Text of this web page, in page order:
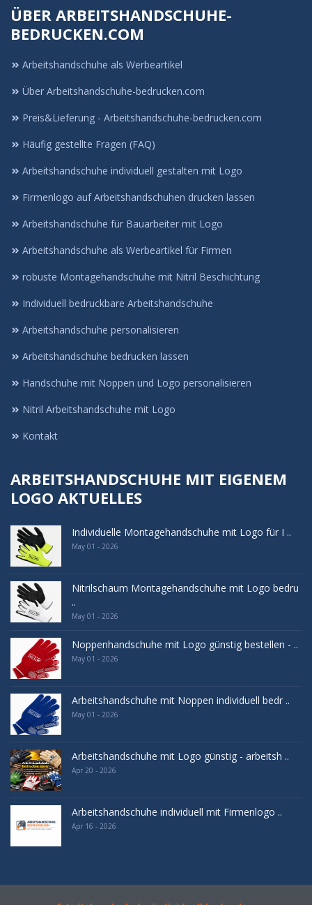
ÜBER ARBEITSHANDSCHUHE-
BEDRUCKEN.COM
Arbeitshandschuhe als Werbeartikel
Über Arbeitshandschuhe-bedrucken.com
Preis&Lieferung - Arbeitshandschuhe-bedrucken.com
Häufig gestellte Fragen (FAQ)
Arbeitshandschuhe individuell gestalten mit Logo
Firmenlogo auf Arbeitshandschuhen drucken lassen
Arbeitshandschuhe für Bauarbeiter mit Logo
Arbeitshandschuhe als Werbeartikel für Firmen
robuste Montagehandschuhe mit Nitril Beschichtung
Individuell bedruckbare Arbeitshandschuhe
Arbeitshandschuhe personalisieren
Arbeitshandschuhe bedrucken lassen
Handschuhe mit Noppen und Logo personalisieren
Nitril Arbeitshandschuhe mit Logo
Kontakt
ARBEITSHANDSCHUHE MIT EIGENEM
LOGO AKTUELLES
Individuelle Montagehandschuhe mit Logo für I ..
May 01 - 2026
Nitrilschaum Montagehandschuhe mit Logo bedru
..
May 01 - 2026
Noppenhandschuhe mit Logo günstig bestellen - ..
May 01 - 2026
Arbeitshandschuhe mit Noppen individuell bedr ..
May 01 - 2026
Arbeitshandschuhe mit Logo günstig - arbeitsh ..
Apr 20 - 2026
Arbeitshandschuhe individuell mit Firmenlogo ..
Apr 16 - 2026